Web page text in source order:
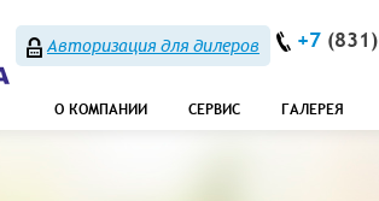
Авторизация для дилеров +7 (831)
О КОМПАНИИ СЕРВИС ГАЛЕРЕЯ